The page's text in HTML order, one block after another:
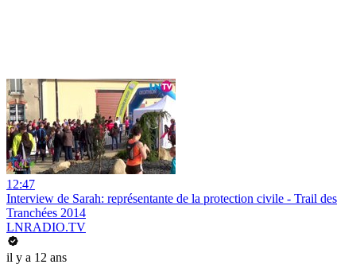
12:47
Interview de Sarah: représentante de la protection civile - Trail des
Tranchées 2014
LNRADIO.TV
il y a 12 ans